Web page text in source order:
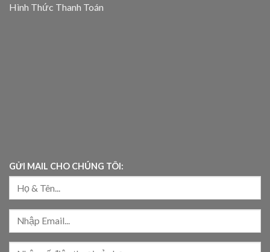
Hình Thức Thanh Toán
GỬI MAIL CHO CHÚNG TÔI: